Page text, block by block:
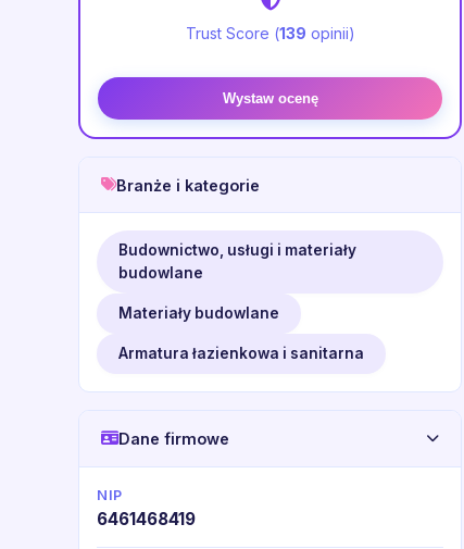
Trust Score (139 opinii)
Wystaw ocenę
Branże i kategorie
Budownictwo, usługi i materiały
budowlane
Materiały budowlane
Armatura łazienkowa i sanitarna
Dane firmowe
NIP
6461468419